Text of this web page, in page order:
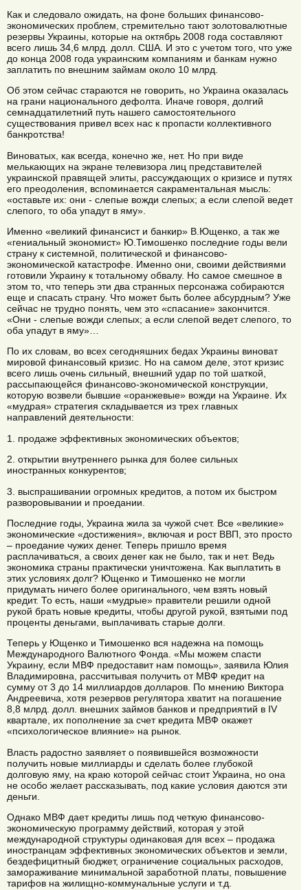
Как и следовало ожидать, на фоне больших финансово-
экономических проблем, стремительно тают золотовалютные
резервы Украины, которые на октябрь 2008 года составляют
всего лишь 34,6 млрд. долл. США. И это с учетом того, что уже
до конца 2008 года украинским компаниям и банкам нужно
заплатить по внешним займам около 10 млрд.
Об этом сейчас стараются не говорить, но Украина оказалась
на грани национального дефолта. Иначе говоря, долгий
семнадцатилетний путь нашего самостоятельного
существования привел всех нас к пропасти коллективного
банкротства!
Виноватых, как всегда, конечно же, нет. Но при виде
мелькающих на экране телевизора лиц представителей
украинской правящей элиты, рассуждающих о кризисе и путях
его преодоления, вспоминается сакраментальная мысль:
«оставьте их: они - слепые вожди слепых; а если слепой ведет
слепого, то оба упадут в яму».
Именно «великий финансист и банкир» В.Ющенко, а так же
«гениальный экономист» Ю.Тимошенко последние годы вели
страну к системной, политической и финансово-
экономической катастрофе. Именно они, своими действиями
готовили Украину к тотальному обвалу. Но самое смешное в
этом то, что теперь эти два странных персонажа собираются
еще и спасать страну. Что может быть более абсурдным? Уже
сейчас не трудно понять, чем это «спасание» закончится.
«Они - слепые вожди слепых; а если слепой ведет слепого, то
оба упадут в яму»…
По их словам, во всех сегодняшних бедах Украины виноват
мировой финансовый кризис. Но на самом деле, этот кризис
всего лишь очень сильный, внешний удар по той шаткой,
рассыпающейся финансово-экономической конструкции,
которую возвели бывшие «оранжевые» вожди на Украине. Их
«мудрая» стратегия складывается из трех главных
направлений деятельности:
1. продаже эффективных экономических объектов;
2. открытии внутреннего рынка для более сильных
иностранных конкурентов;
3. выспрашивании огромных кредитов, а потом их быстром
разворовывании и проедании.
Последние годы, Украина жила за чужой счет. Все «великие»
экономические «достижения», включая и рост ВВП, это просто
– проедание чужих денег. Теперь пришло время
расплачиваться, а своих денег как не было, так и нет. Ведь
экономика страны практически уничтожена. Как выплатить в
этих условиях долг? Ющенко и Тимошенко не могли
придумать ничего более оригинального, чем взять новый
кредит. То есть, наши «мудрые» правители решили одной
рукой брать новые кредиты, чтобы другой рукой, взятыми под
проценты деньгами, выплачивать старые долги.
Теперь у Ющенко и Тимошенко вся надежна на помощь
Международного Валютного Фонда. «Мы можем спасти
Украину, если МВФ предоставит нам помощь», заявила Юлия
Владимировна, рассчитывая получить от МВФ кредит на
сумму от 3 до 14 миллиардов долларов. По мнению Виктора
Андреевича, хотя резервов регулятора хватит на погашение
8,8 млрд. долл. внешних займов банков и предприятий в IV
квартале, их пополнение за счет кредита МВФ окажет
«психологическое влияние» на рынок.
Власть радостно заявляет о появившейся возможности
получить новые миллиарды и сделать более глубокой
долговую яму, на краю которой сейчас стоит Украина, но она
не особо желает рассказывать, под какие условия даются эти
деньги.
Однако МВФ дает кредиты лишь под четкую финансово-
экономическую программу действий, которая у этой
международной структуры одинаковая для всех – продажа
иностранцам эффективных экономических объектов и земли,
бездефицитный бюджет, ограничение социальных расходов,
замораживание минимальной заработной платы, повышение
тарифов на жилищно-коммунальные услуги и т.д.